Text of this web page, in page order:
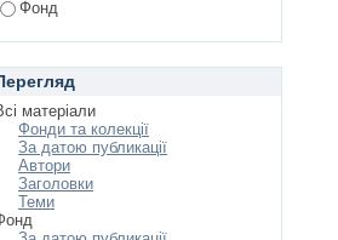
Фонд
матеріали
Фонди та колекції
За датою публикації
Автори
Заголовки
Теми